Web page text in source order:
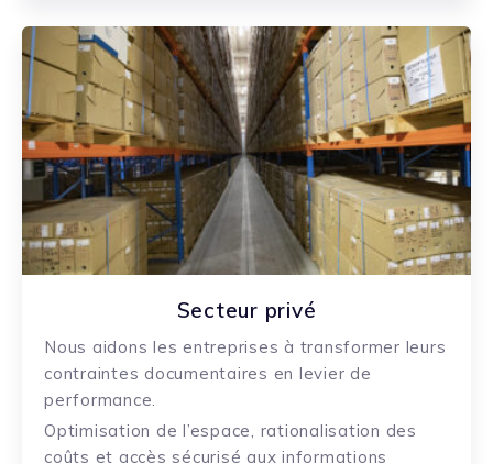
Secteur privé
Nous aidons les entreprises à transformer leurs
contraintes documentaires en levier de
performance.
Optimisation de l’espace, rationalisation des
coûts et accès sécurisé aux informations